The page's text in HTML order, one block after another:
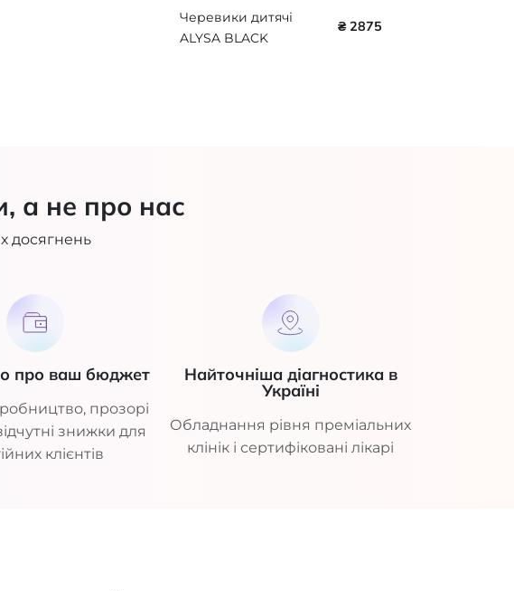
Черевики дитячі
ALYSA BLACK
₴ 2875
а не про нас
досягнень
про ваш бюджет
прозорі
знижки для
клієнтів
Найточніша діагностика в
Україні
Обладнання рівня преміальних
клінік і сертифіковані лікарі